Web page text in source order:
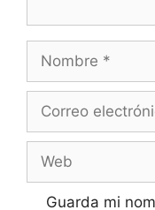
electrónico
Guarda mi